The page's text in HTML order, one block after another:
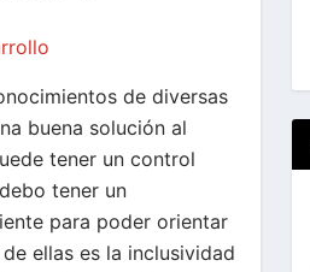
de diversas
buena solución al
tener un control
tener un
para poder orientar
ellas es la inclusividad